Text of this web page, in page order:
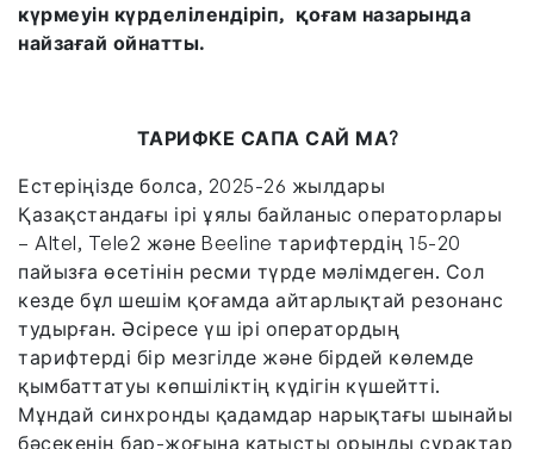
күрмеуін күрделілендіріп, қоғам назарында
найзағай ойнатты.
ТАРИФКЕ САПА САЙ МА?
Естеріңізде болса, 2025-26 жылдары
Қазақстандағы ірі ұялы байланыс операторлары
– Altel, Tele2 және Beeline тарифтердің 15-20
пайызға өсетінін ресми түрде мәлімдеген. Сол
кезде бұл шешім қоғамда айтарлықтай резонанс
тудырған. Әсіресе үш ірі оператордың
тарифтерді бір мезгілде және бірдей көлемде
қымбаттатуы көпшіліктің күдігін күшейтті.
Мұндай синхронды қадамдар нарықтағы шынайы
бәсекенің бар-жоғына қатысты орынды сұрақтар